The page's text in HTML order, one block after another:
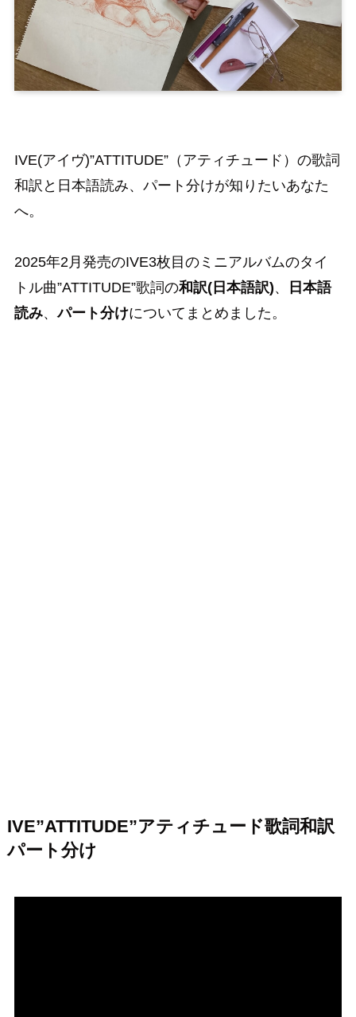
IVE(アイヴ)”ATTITUDE”（アティチュード）の歌詞
和訳と日本語読み、パート分けが知りたいあなた
へ。
2025年2月発売のIVE3枚目のミニアルバムのタイ
トル曲”ATTITUDE”歌詞の和訳(日本語訳)、
日本語
読み、パート分けについてまとめました。
IVE”ATTITUDE”アティチュード歌詞和訳
パート分け